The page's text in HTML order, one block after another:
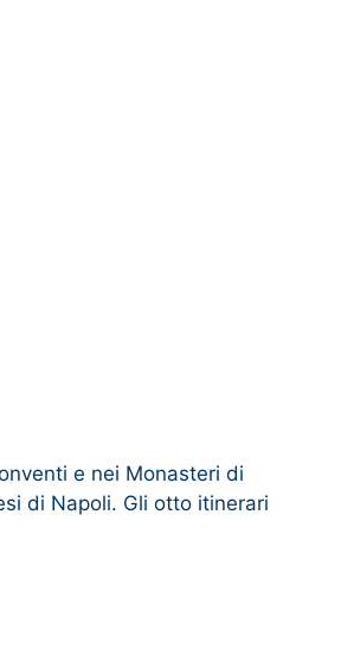
e nei Monasteri di
di Napoli. Gli otto itinerari